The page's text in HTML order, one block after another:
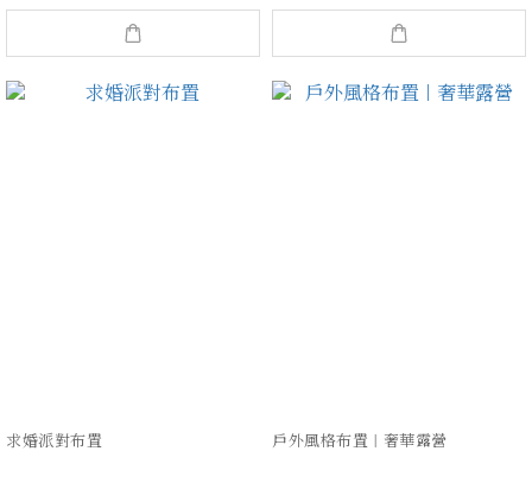
求婚派對布置 戶外風格布置｜奢華露營